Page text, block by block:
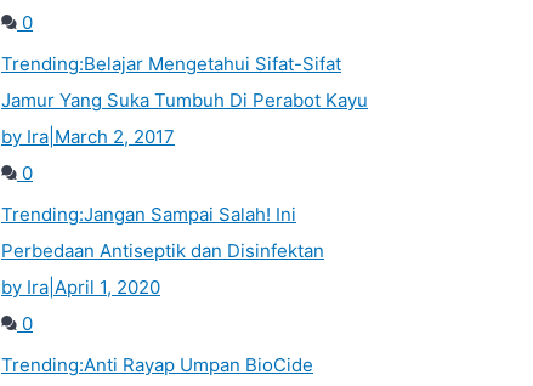
0
Trending:Belajar Mengetahui Sifat-Sifat
Jamur Yang Suka Tumbuh Di Perabot Kayu
by Ira March 2, 2017
0
Trending:Jangan Sampai Salah! Ini
Perbedaan Antiseptik dan Disinfektan
by Ira April 1, 2020
0
Trending:Anti Rayap Umpan BioCide